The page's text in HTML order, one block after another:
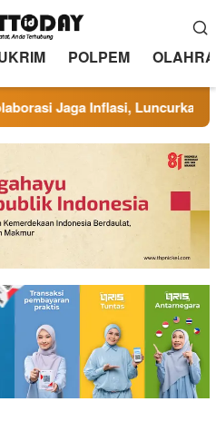
POLPEM
Inflasi, Luncurkan